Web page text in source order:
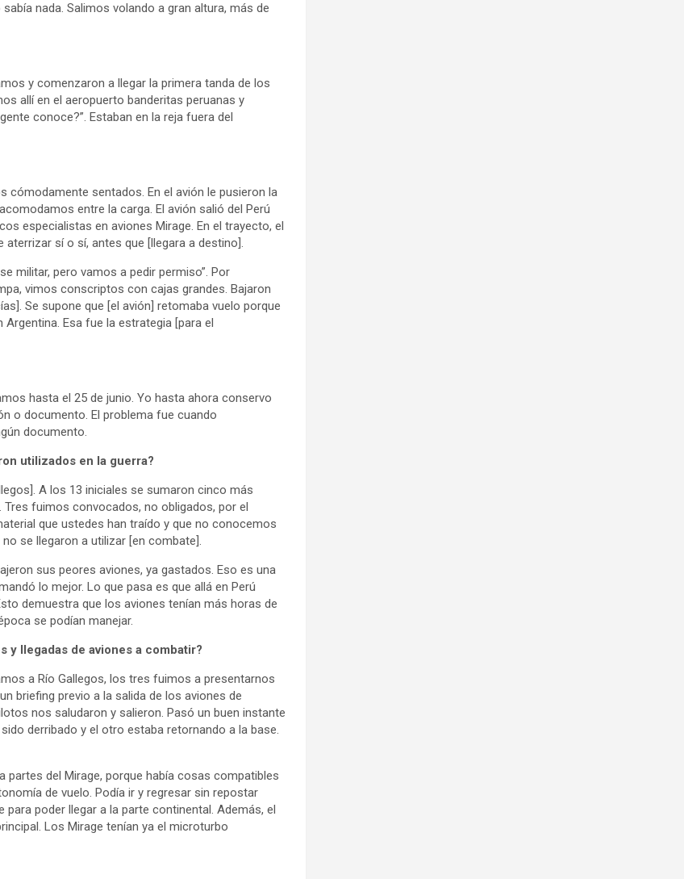
nada. Salimos volando a gran altura, más de
y comenzaron a llegar la primera tanda de los
allí en el aeropuerto banderitas peruanas y
conoce?”. Estaban en la reja fuera del
cómodamente sentados. En el avión le pusieron la
entre la carga. El avión salió del Perú
especialistas en aviones Mirage. En el trayecto, el
sí o sí, antes que [llegara a destino].
militar, pero vamos a pedir permiso”. Por
vimos conscriptos con cajas grandes. Bajaron
Se supone que [el avión] retomaba vuelo porque
Esa fue la estrategia [para el
hasta el 25 de junio. Yo hasta ahora conservo
o documento. El problema fue cuando
documento.
utilizados en la guerra?
A los 13 iniciales se sumaron cinco más
fuimos convocados, no obligados, por el
que ustedes han traído y que no conocemos
se llegaron a utilizar [en combate].
sus peores aviones, ya gastados. Eso es una
lo mejor. Lo que pasa es que allá en Perú
demuestra que los aviones tenían más horas de
se podían manejar.
y llegadas de aviones a combatir?
a Río Gallegos, los tres fuimos a presentarnos
briefing previo a la salida de los aviones de
nos saludaron y salieron. Pasó un buen instante
derribado y el otro estaba retornando a la base.
partes del Mirage, porque había cosas compatibles
de vuelo. Podía ir y regresar sin repostar
poder llegar a la parte continental. Además, el
Los Mirage tenían ya el microturbo